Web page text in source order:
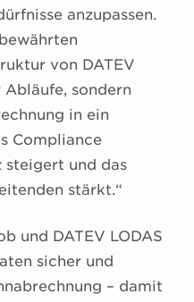
anzupassen.
von DATEV
sondern
in ein
Compliance
steigert und das
stärkt.“
und DATEV LODAS
sicher und
– damit